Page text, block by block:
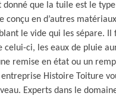
que la tuile est le
conçu en d’autres
le vide qui les sépare. Il
celui-ci, les eaux de pluie
remise en état ou un
Histoire Toiture
Experts dans le